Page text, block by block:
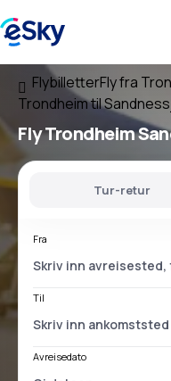
FlybilletterFly fra
Trondheim til
FlyTrondheim
Tur-retur
Fra
Til
Avreisedato